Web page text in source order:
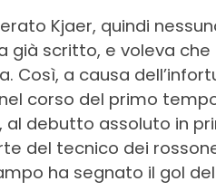
Kjaer, quindi
già scritto, e voleva
Così, a causa
corso del primo
, al debutto assoluto in
del tecnico dei
ha segnato il gol